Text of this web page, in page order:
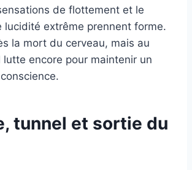
de flottement et le
lucidité extrême prennent forme.
la mort du cerveau, mais au
lutte encore pour maintenir un
tunnel et sortie du